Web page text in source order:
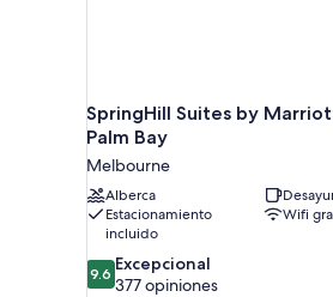
SpringHill Suites by
Palm Bay
Melbourne
Alberca
Estacionamiento
incluido
Wifi
9.6
de
9.6 Excepcional
377 opiniones